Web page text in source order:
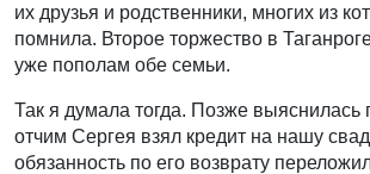
их друзья и родственники, многих из
помнила. Второе торжество в
уже пополам обе семьи.
Так я думала тогда. Позже выяснилась
отчим Сергея взял кредит на нашу
обязанность по его возврату